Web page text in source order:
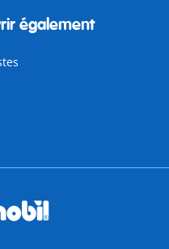
également